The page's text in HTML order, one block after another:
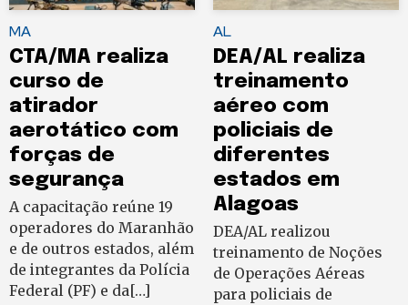
MA
CTA/MA realiza
curso de
atirador
aerotático com
forças de
segurança
A capacitação reúne 19
operadores do Maranhão
e de outros estados, além
de integrantes da Polícia
Federal (PF) e da[…]
AL
DEA/AL realiza
treinamento
aéreo com
policiais de
diferentes
estados em
Alagoas
DEA/AL realizou
treinamento de Noções
de Operações Aéreas
para policiais de